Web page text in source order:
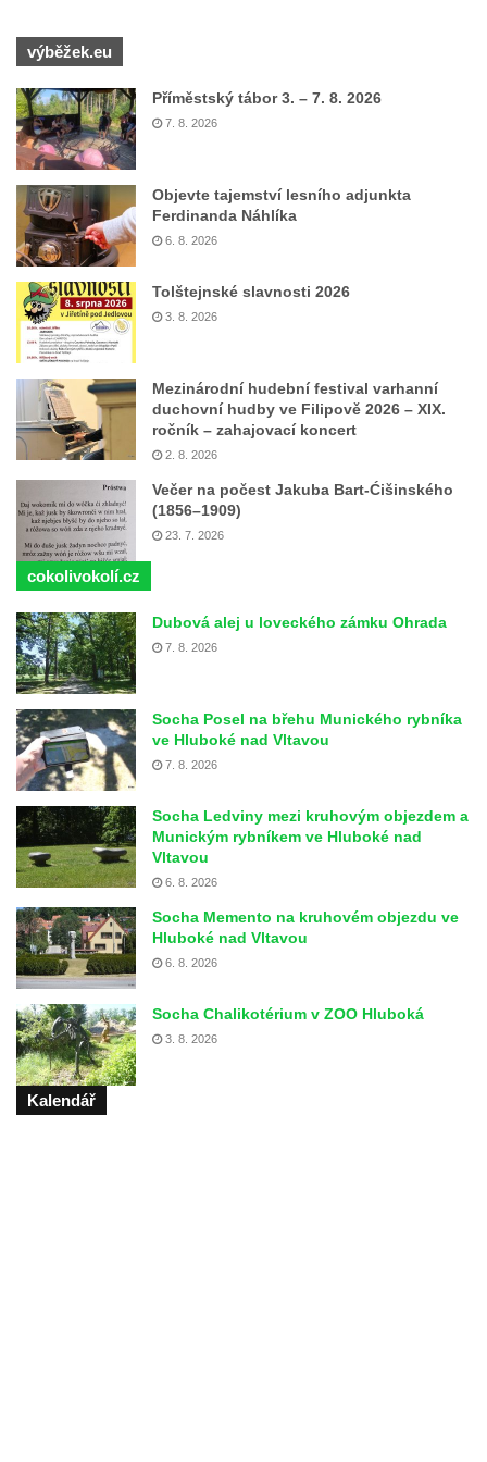
výběžek.eu
Příměstský tábor 3. – 7. 8. 2026
7. 8. 2026
Objevte tajemství lesního adjunkta
Ferdinanda Náhlíka
6. 8. 2026
Tolštejnské slavnosti 2026
3. 8. 2026
Mezinárodní hudební festival varhanní
duchovní hudby ve Filipově 2026 – XIX.
ročník – zahajovací koncert
2. 8. 2026
Večer na počest Jakuba Bart-Ćišinského
(1856–1909)
23. 7. 2026
cokolivokolí.cz
Dubová alej u loveckého zámku Ohrada
7. 8. 2026
Socha Posel na břehu Munického rybníka
ve Hluboké nad Vltavou
7. 8. 2026
Socha Ledviny mezi kruhovým objezdem a
Munickým rybníkem ve Hluboké nad
Vltavou
6. 8. 2026
Socha Memento na kruhovém objezdu ve
Hluboké nad Vltavou
6. 8. 2026
Socha Chalikotérium v ZOO Hluboká
3. 8. 2026
Kalendář